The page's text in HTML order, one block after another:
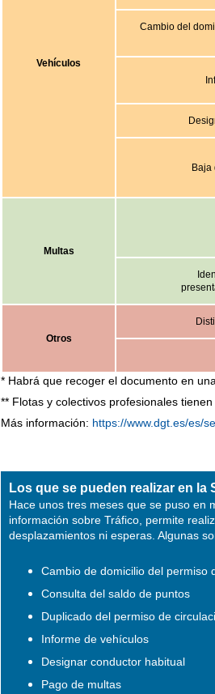
Vehículos
Cambio del
Baja
Multas
Otros
* Habrá que recoger el documento en
** Flotas y colectivos profesionales
Más información: https://www.dgt.es/es/
Los que se pueden realizar en la
Hace unos tres meses que se puso en
información sobre Tráfico, permite
desplazamientos ni esperas. Algunas
Cambio de domicilio del permiso
Consulta del saldo de puntos
Duplicado del permiso de
Informe de vehículos
Designar conductor habitual
Pago de multas